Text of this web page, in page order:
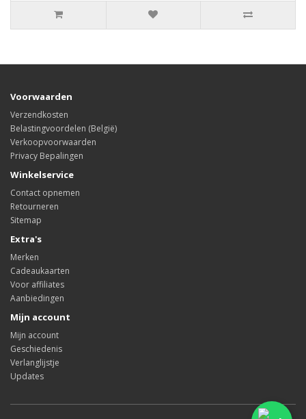
Voorwaarden
Verzendkosten
Belastingvoordelen (België)
Verkoopvoorwaarden
Privacy Bepalingen
Winkelservice
Contact opnemen
Retourneren
Sitemap
Extra's
Merken
Cadeaukaarten
Voor affiliates
Aanbiedingen
Mijn account
Mijn account
Geschiedenis
Verlanglijstje
Updates